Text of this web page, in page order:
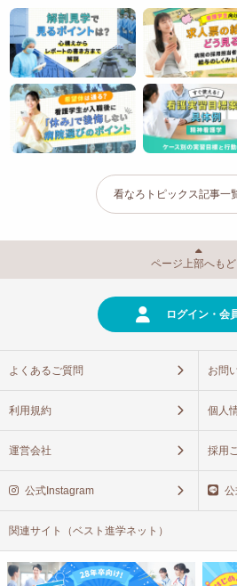
看なろトピックス記事一
ページ上部へも
ログイン・会
よくあるご質問 お問
利用規約 個人
運営会社 採用
公式Instagram
関連サイト（ベスト進学ネット）